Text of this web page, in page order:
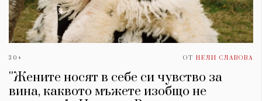
30+ ОТ НЕЛИ СЛАВОВА
''Жените носят в себе си чувство за
вина, каквото мъжете изобщо не